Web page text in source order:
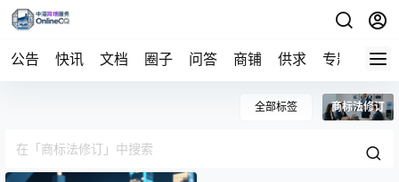
公告 快讯 文档 圈子 问答 商铺 供求 专题 导航
全部标签 商标法修订